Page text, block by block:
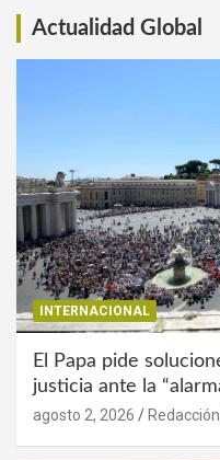
Actualidad Global
INTERNACIONAL
El Papa pide
justicia ante la
agosto 2, 2026